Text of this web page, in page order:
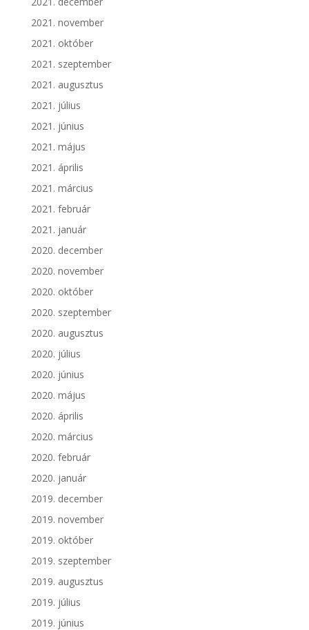
2021. november
2021. október
2021. szeptember
2021. augusztus
2021. július
2021. június
2021. május
2021. április
2021. március
2021. február
2021. január
2020. december
2020. november
2020. október
2020. szeptember
2020. augusztus
2020. július
2020. június
2020. május
2020. április
2020. március
2020. február
2020. január
2019. december
2019. november
2019. október
2019. szeptember
2019. augusztus
2019. július
2019. június